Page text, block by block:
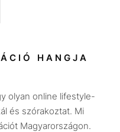
HANGJA
olyan online lifestyle-
és szórakoztat. Mi
Magyarországon.